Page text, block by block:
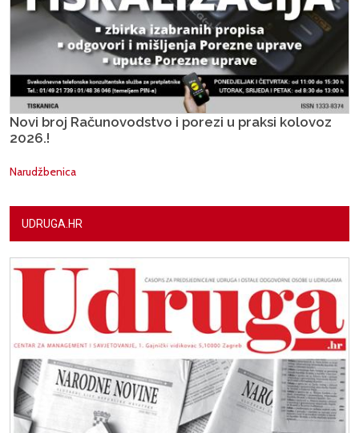
Novi broj Računovodstvo i porezi u praksi kolovoz
2026.!
Narudžbenica
UDRUGA.HR